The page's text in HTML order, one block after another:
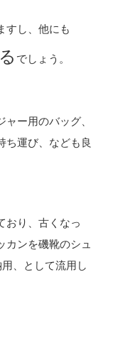
すし、他にも
でしょう。
ー用のバッグ、
ち運び、なども良
おり、古くなっ
カンを磯靴のシュ
、として流用し